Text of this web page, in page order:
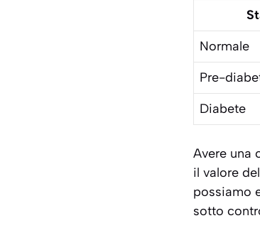
Normale
Pre-
Diabete
Avere una
il valore
possiamo
sotto